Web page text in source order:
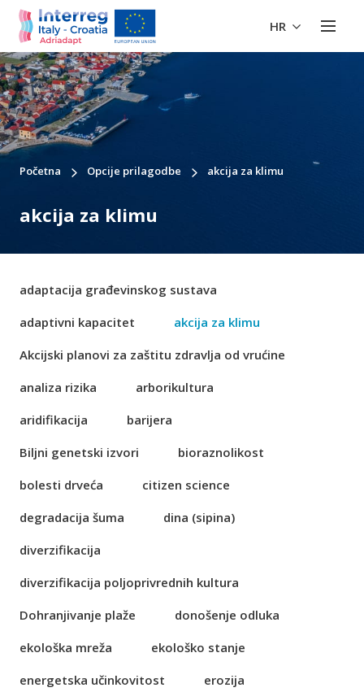
HR
Početna Opcije prilagodbe akcija za klimu
akcija za klimu
adaptacija građevinskog sustava
adaptivni kapacitet
akcija za klimu
Akcijski planovi za zaštitu zdravlja od vrućine
analiza rizika
arborikultura
aridifikacija
barijera
Biljni genetski izvori
bioraznolikost
bolesti drveća
citizen science
degradacija šuma
dina (sipina)
diverzifikacija
diverzifikacija poljoprivrednih kultura
Dohranjivanje plaže
donošenje odluka
ekološka mreža
ekološko stanje
energetska učinkovitost
erozija